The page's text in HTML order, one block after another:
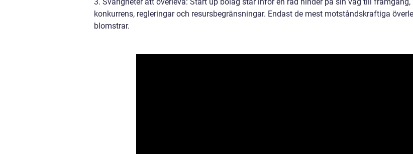
3. Svårigheter att överleva: Start up bolag står inför en rad hinder på sin väg till
konkurrens, regleringar och resursbegränsningar. Endast de mest motståndskraftiga
blomstrar.